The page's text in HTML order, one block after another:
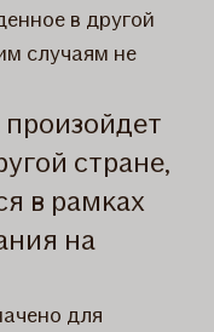
в другой
случаям не
стране,
в рамках
на
для